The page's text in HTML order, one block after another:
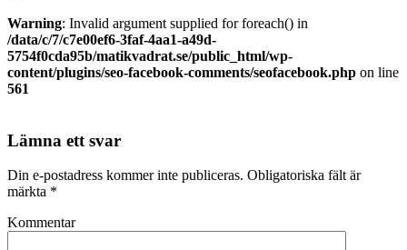
Warning: Invalid argument supplied for foreach() in
/data/c/7/c7e00ef6-3faf-4aa1-a49d-
5754f0cda95b/matikvadrat.se/public_html/wp-
content/plugins/seo-facebook-comments/seofacebook.php on line
561
Lämna ett svar
Din e-postadress kommer inte publiceras. Obligatoriska fält är
märkta *
Kommentar